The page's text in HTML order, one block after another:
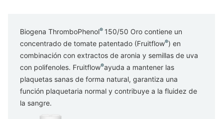
Biogena ThromboPhenol® 150/50 Oro contiene un
concentrado de tomate patentado (Fruitflow®) en
combinación con extractos de aronia y semillas de uva
con polifenoles. Fruitflow®ayuda a mantener las
plaquetas sanas de forma natural, garantiza una
función plaquetaria normal y contribuye a la fluidez de
la sangre.